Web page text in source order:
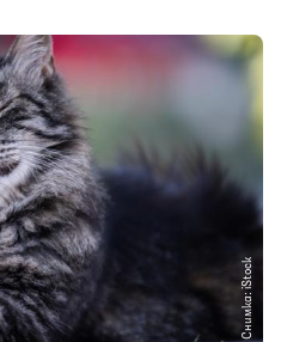
Снимка: iStock